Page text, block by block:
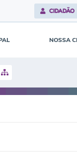
CIDADÃO
NOSSA